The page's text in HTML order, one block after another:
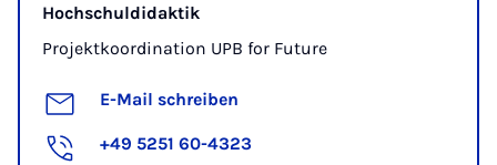
Hochschuldidaktik
Projektkoordination UPB for Future
E-Mail schreiben
+49 5251 60-4323